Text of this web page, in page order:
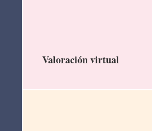
Valoración virtual